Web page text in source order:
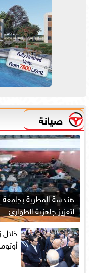
صيانة
هندسة المطرية بجامعة
لتعزيز جاهزية الطوارئ
خلال
أوتومورو 2026